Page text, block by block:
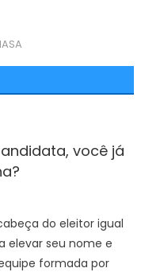
você já
do eleitor igual
elevar seu nome e
formada por